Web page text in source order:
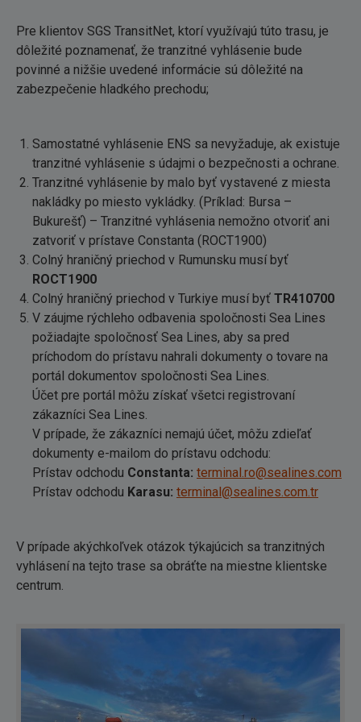
Pre klientov SGS TransitNet, ktorí využívajú túto trasu, je
dôležité poznamenať, že tranzitné vyhlásenie bude
povinné a nižšie uvedené informácie sú dôležité na
zabezpečenie hladkého prechodu;
Samostatné vyhlásenie ENS sa nevyžaduje, ak existuje
tranzitné vyhlásenie s údajmi o bezpečnosti a ochrane.
Tranzitné vyhlásenie by malo byť vystavené z miesta
nakládky po miesto vykládky. (Príklad: Bursa –
Bukurešť) – Tranzitné vyhlásenia nemožno otvoriť ani
zatvoriť v prístave Constanta (ROCT1900)
Colný hraničný priechod v Rumunsku musí byť
ROCT1900
Colný hraničný priechod v Turkiye musí byť TR410700
V záujme rýchleho odbavenia spoločnosti Sea Lines
požiadajte spoločnosť Sea Lines, aby sa pred
príchodom do prístavu nahrali dokumenty o tovare na
portál dokumentov spoločnosti Sea Lines.
Účet pre portál môžu získať všetci registrovaní
zákazníci Sea Lines.
V prípade, že zákazníci nemajú účet, môžu zdieľať
dokumenty e-mailom do prístavu odchodu:
Prístav odchodu Constanta: terminal.ro@sealines.com
Prístav odchodu Karasu: terminal@sealines.com.tr
V prípade akýchkoľvek otázok týkajúcich sa tranzitných
vyhlásení na tejto trase sa obráťte na miestne klientske
centrum.